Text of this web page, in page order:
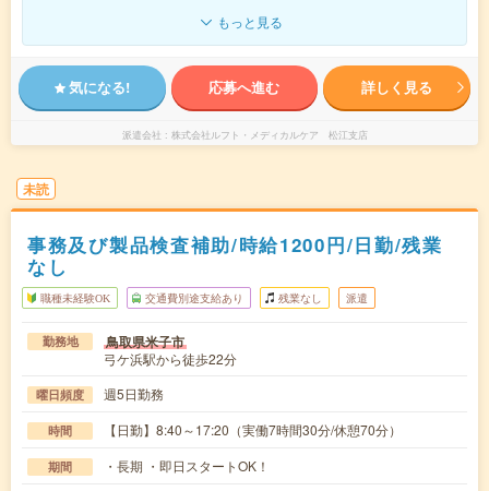
もっと見る
気になる! 応募へ進む 詳しく見る
派遣会社 株式会社ルフト・メディカルケア 松江支店
未読
事務及び製品検査補助/時給1200円/日勤/残業
なし
職種未経験OK 交通費別途支給あり 残業なし 派遣
勤務地 鳥取県米子市
弓ケ浜駅から徒歩22分
曜日頻度 週5日勤務
時間 【日勤】8:40～17:20（実働7時間30分/休憩70分）
期間 ・長期 ・即日スタートOK！